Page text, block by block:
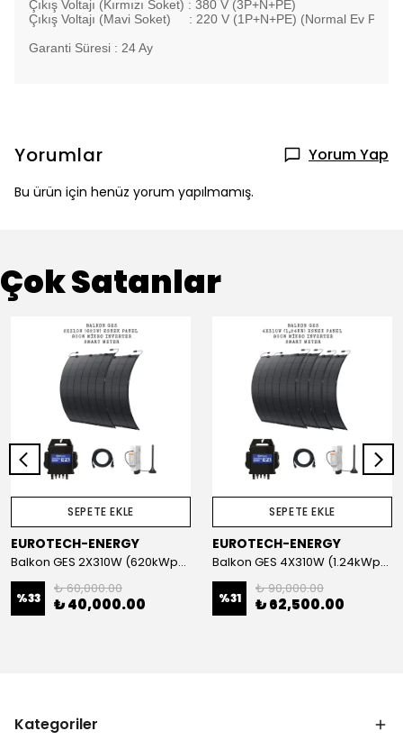
Çıkış Voltajı (Kırmızı Soket) : 380 V (3P+N+PE)
Çıkış Voltajı (Mavi Soket) : 220 V (1P+N+PE) (Normal Ev Prizi
Garanti Süresi : 24 Ay
Yorumlar Yorum Yap
Bu ürün için henüz yorum yapılmamış.
Çok Satanlar
SEPETE EKLE
EUROTECH-ENERGY
Balkon GES 2X310W (620kWp) Esnek Panel + Mikro İnverter + Akıllı Sayaç Set
%33
₺ 60,000.00
₺ 40,000.00
SEPETE EKLE
EUROTECH-ENERGY
Balkon GES 4X310W (1.24kWp) Esnek Panel + Mikro İnverter + Akıllı Sayaç Set
%31
₺ 90,000.00
₺ 62,500.00
Kategoriler